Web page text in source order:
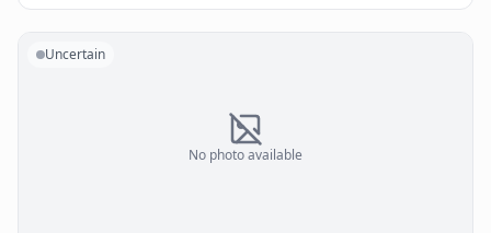
No photo available
Uncertain